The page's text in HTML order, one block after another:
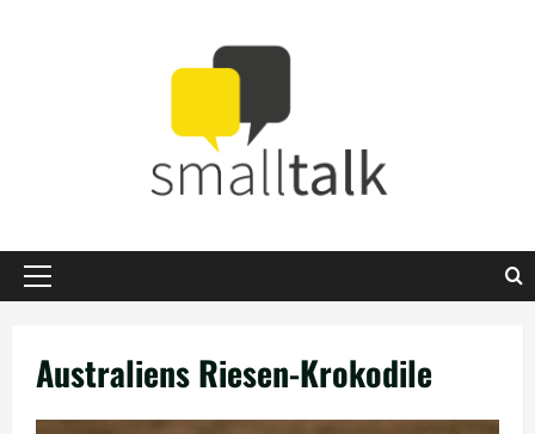
Primäres
Australiens Riesen-Krokodile